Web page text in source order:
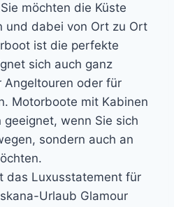
Sie möchten die Küste
und dabei von Ort zu Ort
ist die perfekte
sich auch ganz
Angeltouren oder für
Motorboote mit Kabinen
wenn Sie sich
sondern auch an
das Luxusstatement für
Urlaub Glamour